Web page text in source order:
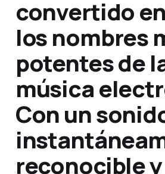
convertido
los nombres
potentes de
música
Con un
reconocible